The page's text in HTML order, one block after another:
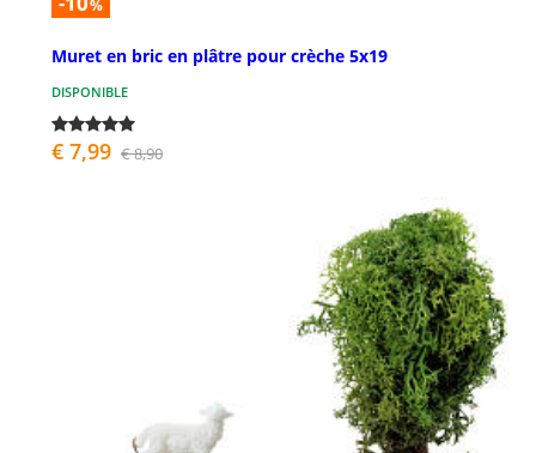
%
Muret en bric en plâtre pour crèche 5x19
DISPONIBLE
€ 7,99 € 8,90